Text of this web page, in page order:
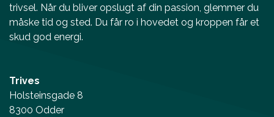
trivsel. Når du bliver opslugt af din passion, glemmer du
måske tid og sted. Du får ro i hovedet og kroppen får et
skud god energi.
Trives
Holsteinsgade 8
8300 Odder